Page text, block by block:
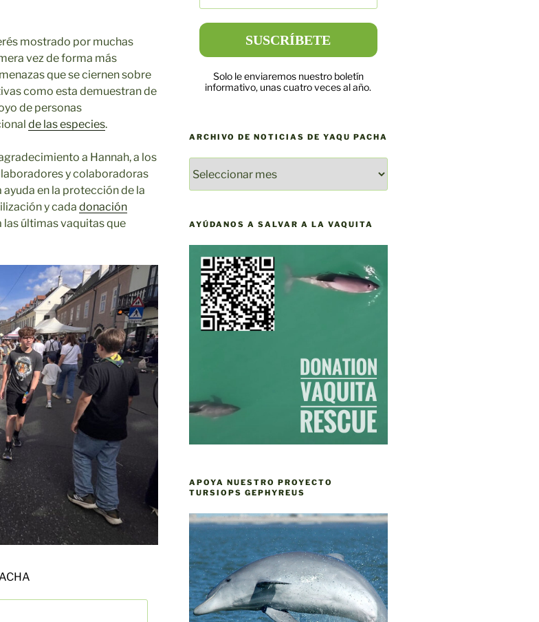
mostrado por muchas
vez de forma más
que se ciernen sobre
como esta demuestran de
de personas
de las especies.
a Hannah, a los
y colaboradoras
en la protección de la
y cada donación
las últimas vaquitas que
Solo le enviaremos nuestro boletín
informativo, unas cuatro veces al año.
ARCHIVO DE NOTICIAS DE YAQU PACHA
DE
NOTICIAS
YAQU
AYÚDANOS A SALVAR A LA VAQUITA
APOYA NUESTRO PROYECTO
TURSIOPS GEPHYREUS